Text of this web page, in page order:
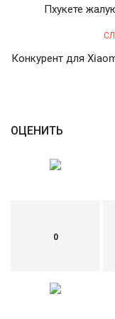
Пхукете
Конкурент для
ОЦЕНИТЬ
0